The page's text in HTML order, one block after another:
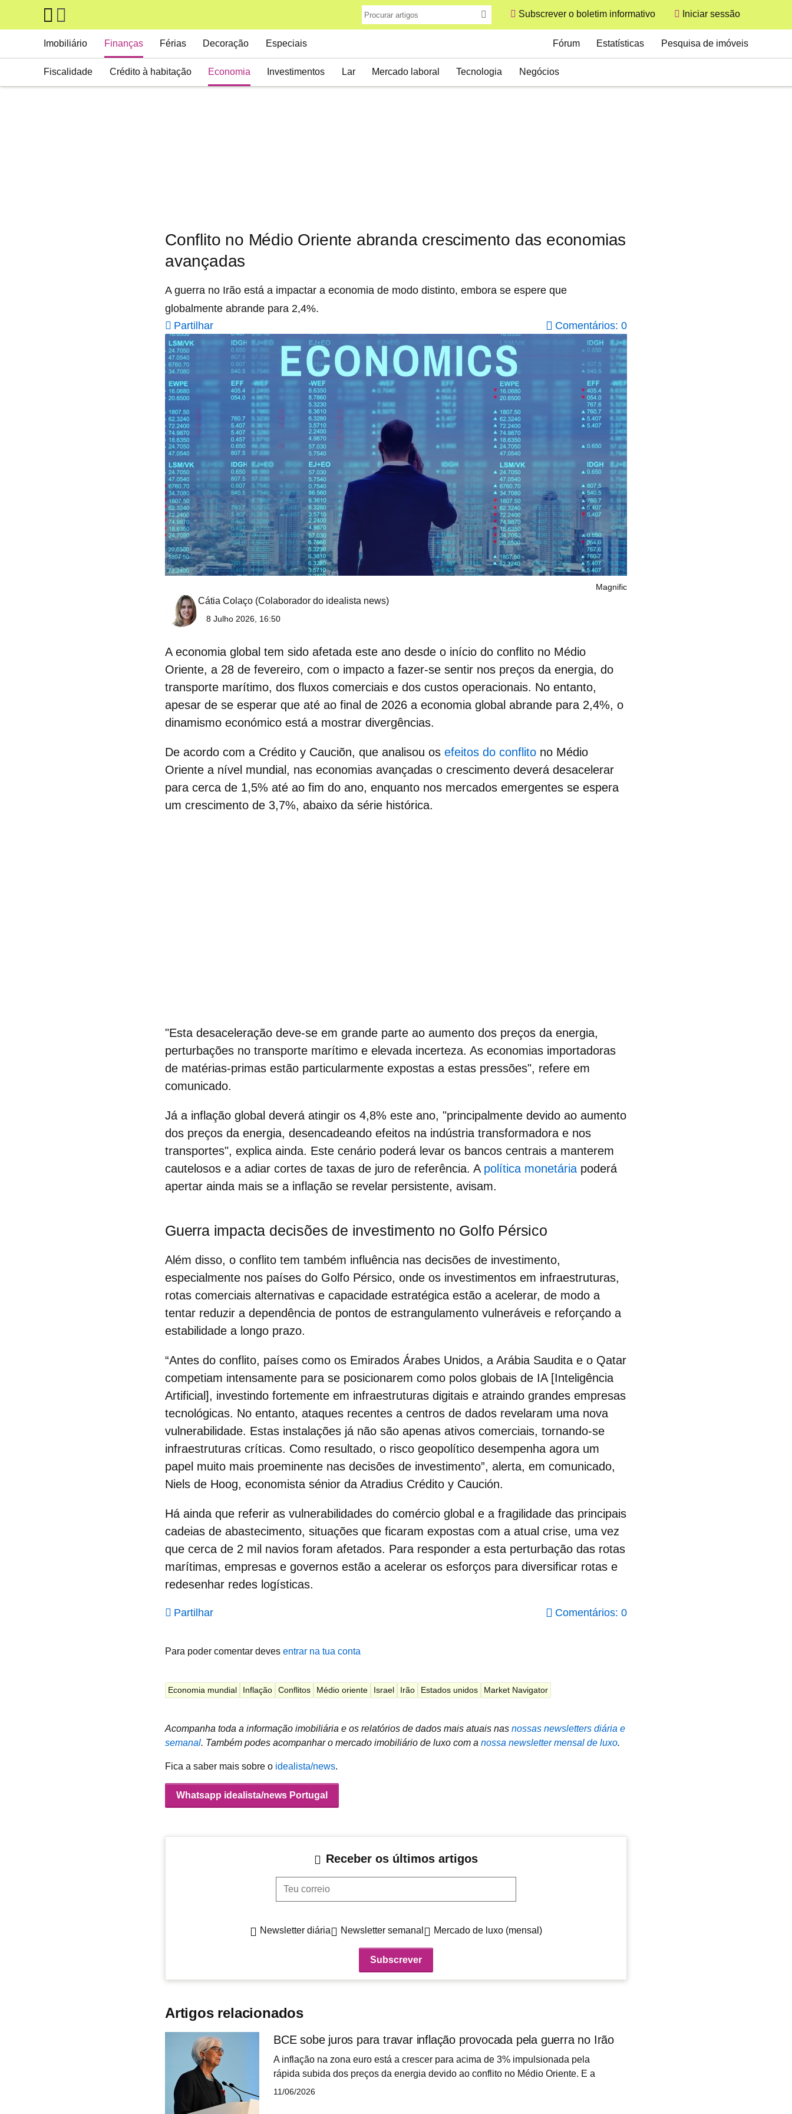
Skip to main content
Subscrever o boletim informativo
User
Iniciar sessão
Main navigation
Imobiliário Finanças
Fiscalidade Crédito à habitação Economia Investimentos Lar Mercado laboral Tecnologia Negócios
Férias Decoração Especiais
Secondary
Fórum Estatísticas Pesquisa de imóveis
Conflito no Médio Oriente abranda crescimento das economias
avançadas
A guerra no Irão está a impactar a economia de modo distinto, embora se espere que
globalmente abrande para 2,4%.
Partilhar
Comentários: 0
Magnific
Cátia Colaço (Colaborador do idealista news)
8 Julho 2026, 16:50
A economia global tem sido afetada este ano desde o início do conflito no Médio
Oriente, a 28 de fevereiro, com o impacto a fazer-se sentir nos preços da energia, do
transporte marítimo, dos fluxos comerciais e dos custos operacionais. No entanto,
apesar de se esperar que até ao final de 2026 a economia global abrande para 2,4%, o
dinamismo económico está a mostrar divergências.
De acordo com a Crédito y Cauciõn, que analisou os efeitos do conflito no Médio
Oriente a nível mundial, nas economias avançadas o crescimento deverá desacelerar
para cerca de 1,5% até ao fim do ano, enquanto nos mercados emergentes se espera
um crescimento de 3,7%, abaixo da série histórica.
"Esta desaceleração deve-se em grande parte ao aumento dos preços da energia,
perturbações no transporte marítimo e elevada incerteza. As economias importadoras
de matérias-primas estão particularmente expostas a estas pressões", refere em
comunicado.
Já a inflação global deverá atingir os 4,8% este ano, "principalmente devido ao aumento
dos preços da energia, desencadeando efeitos na indústria transformadora e nos
transportes", explica ainda. Este cenário poderá levar os bancos centrais a manterem
cautelosos e a adiar cortes de taxas de juro de referência. A política monetária poderá
apertar ainda mais se a inflação se revelar persistente, avisam.
Guerra impacta decisões de investimento no Golfo Pérsico
Além disso, o conflito tem também influência nas decisões de investimento,
especialmente nos países do Golfo Pérsico, onde os investimentos em infraestruturas,
rotas comerciais alternativas e capacidade estratégica estão a acelerar, de modo a
tentar reduzir a dependência de pontos de estrangulamento vulneráveis e reforçando a
estabilidade a longo prazo.
“Antes do conflito, países como os Emirados Árabes Unidos, a Arábia Saudita e o Qatar
competiam intensamente para se posicionarem como polos globais de IA [Inteligência
Artificial], investindo fortemente em infraestruturas digitais e atraindo grandes empresas
tecnológicas. No entanto, ataques recentes a centros de dados revelaram uma nova
vulnerabilidade. Estas instalações já não são apenas ativos comerciais, tornando-se
infraestruturas críticas. Como resultado, o risco geopolítico desempenha agora um
papel muito mais proeminente nas decisões de investimento”, alerta, em comunicado,
Niels de Hoog, economista sénior da Atradius Crédito y Caución.
Há ainda que referir as vulnerabilidades do comércio global e a fragilidade das principais
cadeias de abastecimento, situações que ficaram expostas com a atual crise, uma vez
que cerca de 2 mil navios foram afetados. Para responder a esta perturbação das rotas
marítimas, empresas e governos estão a acelerar os esforços para diversificar rotas e
redesenhar redes logísticas.
Partilhar Comentários: 0
Para poder comentar deves entrar na tua conta
Economia mundial Inflação Conflitos Médio oriente Israel Irão Estados unidos Market Navigator
Acompanha toda a informação imobiliária e os relatórios de dados mais atuais nas nossas newsletters diária e
semanal. Também podes acompanhar o mercado imobiliário de luxo com a nossa newsletter mensal de luxo.
Fica a saber mais sobre o idealista/news.
Whatsapp idealista/news Portugal
Receber os últimos artigos
Teu correio
Newsletter diária Newsletter semanal Mercado de luxo (mensal)
Artigos relacionados
BCE sobe juros para travar inflação provocada pela guerra no Irão
A inflação na zona euro está a crescer para acima de 3% impulsionada pela
rápida subida dos preços da energia devido ao conflito no Médio Oriente. E a
economia europeia também se ressentiu, ficando praticamente estagnada no
11/06/2026